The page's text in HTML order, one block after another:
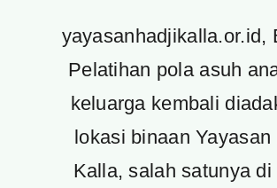
yayasanhadjikalla.or.id,
Pelatihan pola asuh
keluarga kembali
lokasi binaan Yayasan
Kalla, salah satunya di